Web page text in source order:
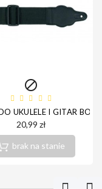
PLATFORMA -

UKULELE I GITAR
20,99 zł
brak na stanie